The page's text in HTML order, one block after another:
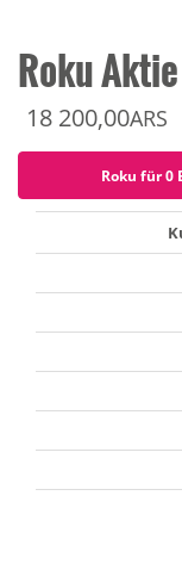
Roku Aktie
18 200,00ARS
Roku für 0